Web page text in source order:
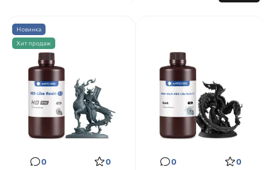
Новинка
Хит продаж
0 0 0 0